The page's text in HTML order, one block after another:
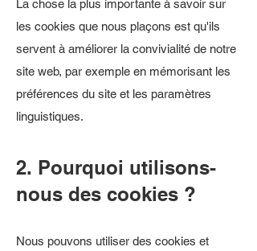
La chose la plus importante à savoir sur
les cookies que nous plaçons est qu'ils
servent à améliorer la convivialité de notre
site web, par exemple en mémorisant les
préférences du site et les paramètres
linguistiques.
2. Pourquoi utilisons-
nous des cookies ?
Nous pouvons utiliser des cookies et